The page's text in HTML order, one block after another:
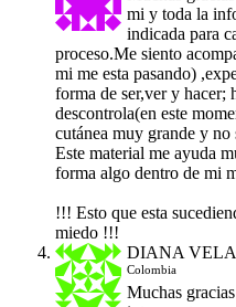
mi y toda la
indicada para
proceso.Me siento
mi me esta pasando)
forma de ser,ver y hacer;
descontrola(en este
cutánea muy grande y no
Este material me ayuda
forma algo dentro de mi
!!! Esto que esta
miedo !!!
DIANA
Colombia
Muchas